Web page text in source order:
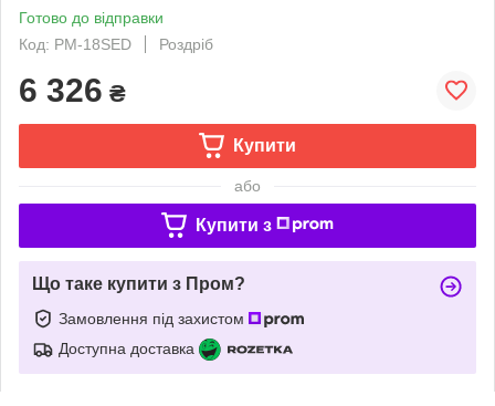
Готово до відправки
Код: PM-18SED
Роздріб
6 326 ₴
Купити
або
Купити з
Що таке купити з Пром?
Замовлення під захистом
Доступна доставка